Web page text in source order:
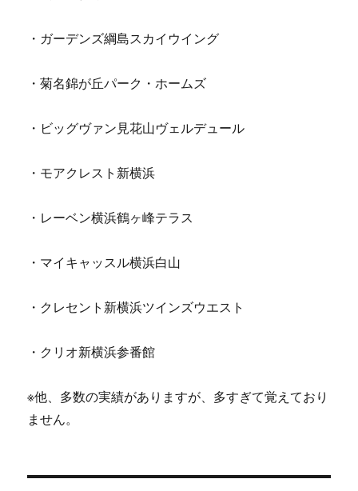
・ガーデンズ綱島スカイウイング
・菊名錦が丘パーク・ホームズ
・ビッグヴァン見花山ヴェルデュール
・モアクレスト新横浜
・レーベン横浜鶴ヶ峰テラス
・マイキャッスル横浜白山
・クレセント新横浜ツインズウエスト
・クリオ新横浜参番館
※他、多数の実績がありますが、多すぎて覚えており
ません。